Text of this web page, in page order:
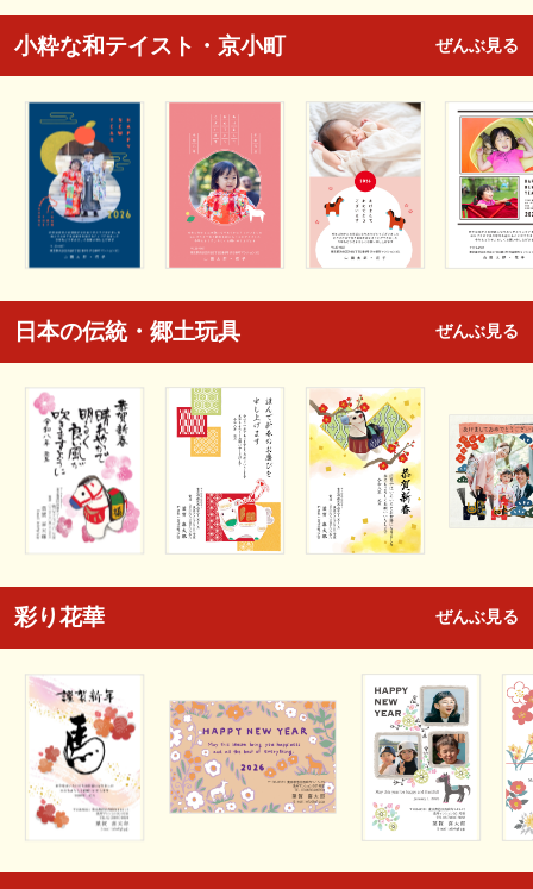
小粋な和テイスト・京小町 ぜんぶ見る
日本の伝統・郷土玩具 ぜんぶ見る
彩り花華 ぜんぶ見る